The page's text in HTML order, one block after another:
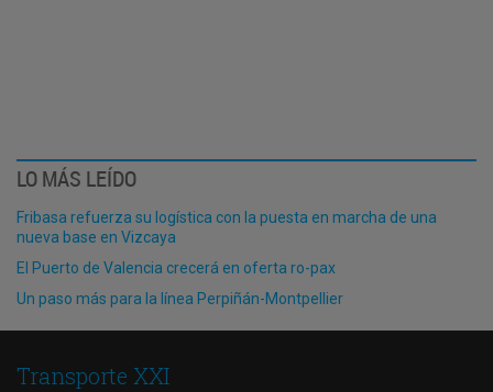
LO MÁS LEÍDO
Fribasa refuerza su logística con la puesta en marcha de una
nueva base en Vizcaya
El Puerto de Valencia crecerá en oferta ro-pax
Un paso más para la línea Perpiñán-Montpellier
Transporte XXI